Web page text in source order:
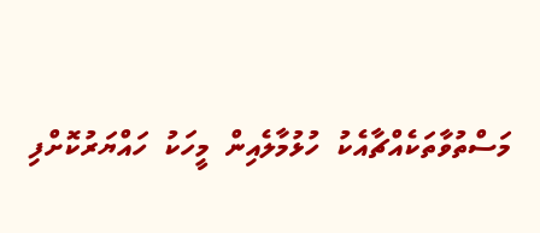
މަސްތުވާތަކެއްޗާއެކު ހުޅުމާލެއިން މީހަކު ހައްޔަރުކޮށްފި